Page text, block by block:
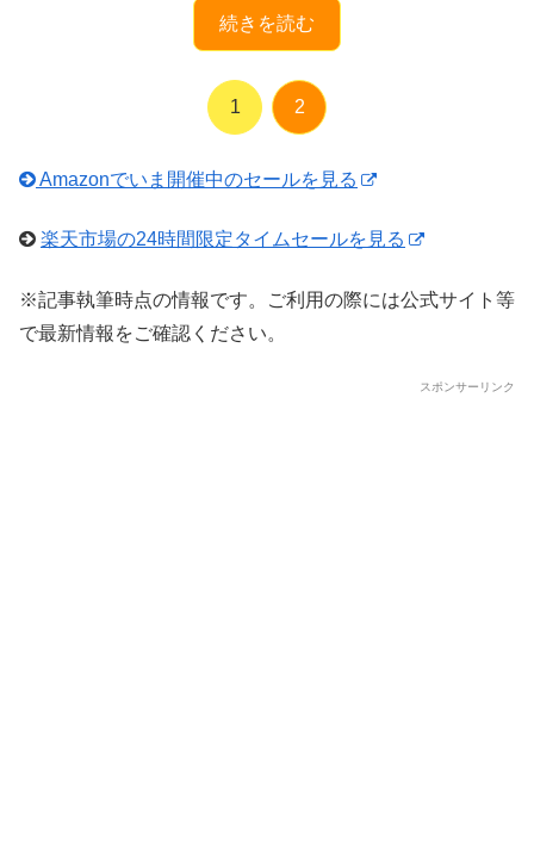
続きを読む
1 2
Amazonでいま開催中のセールを見る
楽天市場の24時間限定タイムセールを見る
※記事執筆時点の情報です。ご利用の際には公式サイト等
で最新情報をご確認ください。
スポンサーリンク